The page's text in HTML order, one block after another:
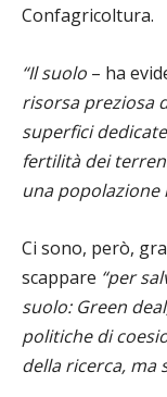
Confagricoltura.
“Il suolo – ha
risorsa preziosa
superfici
fertilità dei
una popolazione
Ci sono, però,
scappare “per
suolo: Green
politiche di
della ricerca, ma